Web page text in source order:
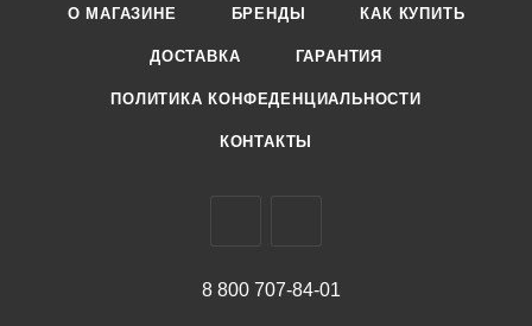
О МАГАЗИНЕ БРЕНДЫ КАК КУПИТЬ
ДОСТАВКА ГАРАНТИЯ
ПОЛИТИКА КОНФЕДЕНЦИАЛЬНОСТИ
КОНТАКТЫ
8 800 707-84-01